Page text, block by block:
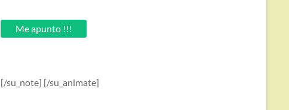
email.Me apunto !!!
[/su_note] [/su_animate]